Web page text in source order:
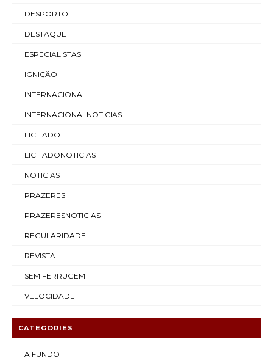
DESPORTO
DESTAQUE
ESPECIALISTAS
IGNIÇÃO
INTERNACIONAL
INTERNACIONALNOTICIAS
LICITADO
LICITADONOTICIAS
NOTICIAS
PRAZERES
PRAZERESNOTICIAS
REGULARIDADE
REVISTA
SEM FERRUGEM
VELOCIDADE
CATEGORIES
A FUNDO